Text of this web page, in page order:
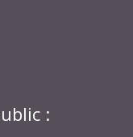
: